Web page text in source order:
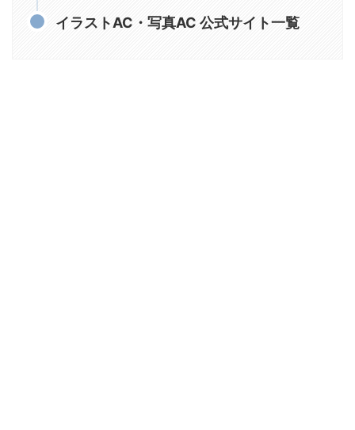
イラストAC・写真AC 公式サイト一覧